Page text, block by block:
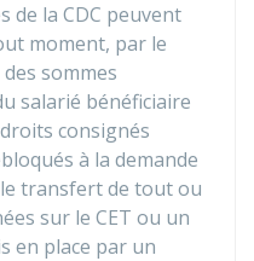
de la CDC peuvent
moment, par le
sommes
salarié bénéficiaire
consignés
à la demande
transfert de tout ou
sur le CET ou un
en place par un